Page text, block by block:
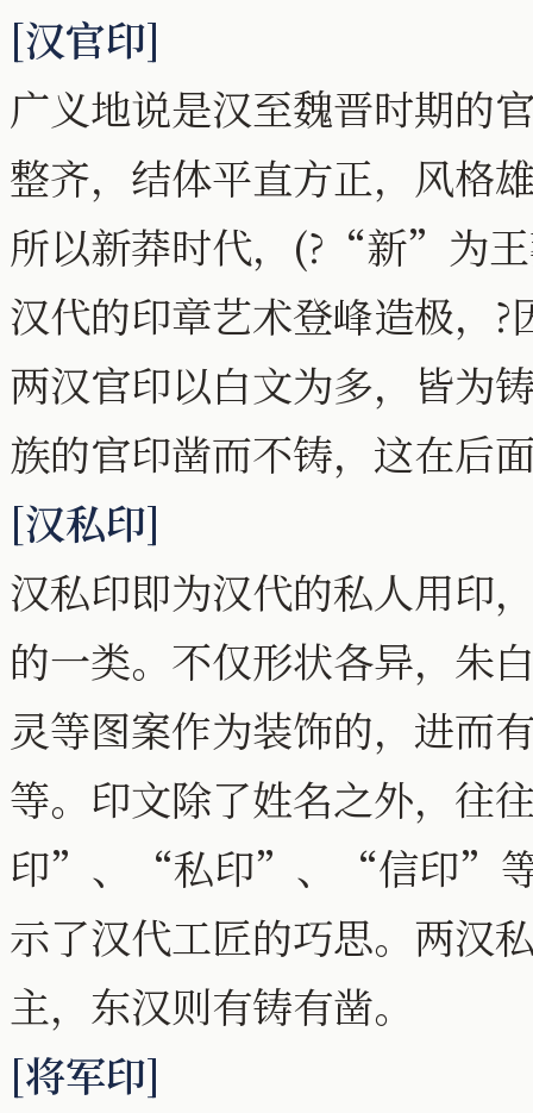
[汉官印]
广义地说是汉至魏晋时期的
整齐，结体平直方正，风格
所以新莽时代，(?“新”为
汉代的印章艺术登峰造极，
两汉官印以白文为多，皆为
族的官印凿而不铸，这在后
[汉私印]
汉私印即为汉代的私人用印
的一类。不仅形状各异，朱
灵等图案作为装饰的，进而
等。印文除了姓名之外，往
印”、“私印”、“信印”等
示了汉代工匠的巧思。两汉
主，东汉则有铸有凿。
[将军印]